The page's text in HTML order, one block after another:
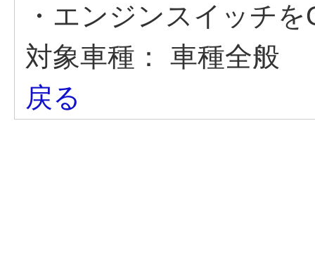
・エンジンスイッチ
対象車種：
車種全般
戻る